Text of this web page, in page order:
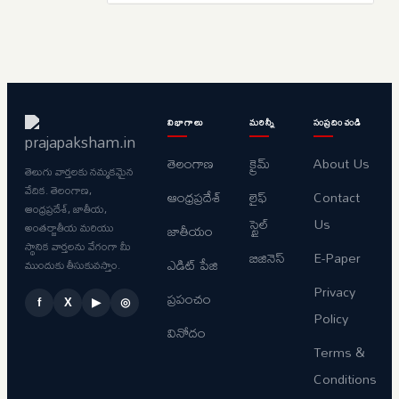
తెలుగు వార్తలకు నమ్మకమైన
వేదిక. తెలంగాణ,
ఆంధ్రప్రదేశ్, జాతీయ,
అంతర్జాతీయ మరియు
స్థానిక వార్తలను వేగంగా మీ
ముందుకు తీసుకువస్తాం.
f X ▶ ◎
విభాగాలు
తెలంగాణ
ఆంధ్రప్రదేశ్
జాతీయం
ఎడిట్ పేజి
ప్రపంచం
వినోదం
మరిన్నీ
క్రైమ్
లైఫ్
స్టైల్
బిజినెస్
సంప్రదించండి
About Us
Contact
Us
E-Paper
Privacy
Policy
Terms &
Conditions